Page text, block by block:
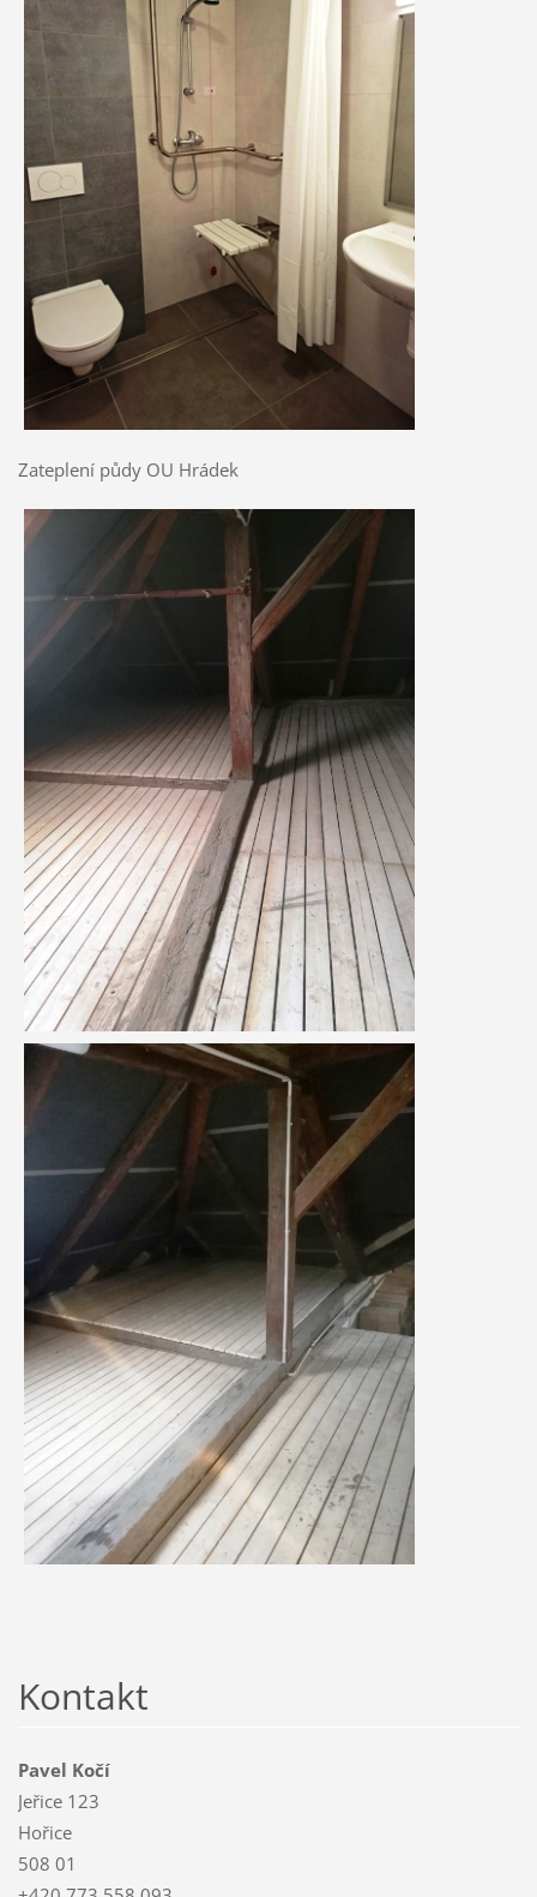
Zateplení půdy OU Hrádek
Kontakt
Pavel Kočí
Jeřice 123
Hořice
508 01